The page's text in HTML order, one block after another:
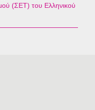
(ΣΕΤ) του Ελληνικού